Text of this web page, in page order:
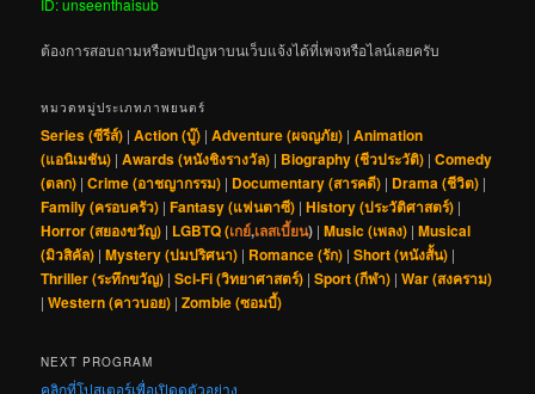
ต้องการสอบถามหรือพบปัญหาบนเว็บแจ้งได้ที่เพจหรือไลน์เลยครับ
หมวดหมู่ประเภทภาพยนตร์
Series (ซีรีส์) |Action (บู๊) |Adventure (ผจญภัย) |Animation
(แอนิเมชัน) |Awards (หนังชิงรางวัล) | Biography (ชีวประวัติ) |Comedy
(ตลก) |Crime (อาชญากรรม) | Documentary (สารคดี) | Drama (ชีวิต) |
Family (ครอบครัว) |Fantasy (แฟนตาซี) |History (ประวัติศาสตร์) |
Horror (สยองขวัญ) | LGBTQ (เกย์,เลสเบี้ยน) |Music (เพลง) |Musical
(มิวสิคัล) |Mystery (ปมปริศนา) | Romance (รัก) |Short (หนังสั้น) |
Thriller (ระทึกขวัญ) |Sci-Fi (วิทยาศาสตร์) |Sport (กีฬา) |War (สงคราม)
|Western (คาวบอย) |Zombie (ซอมบี้)
NEXT PROGRAM
คลิกที่โปสเตอร์เพื่อเปิดดูตัวอย่าง